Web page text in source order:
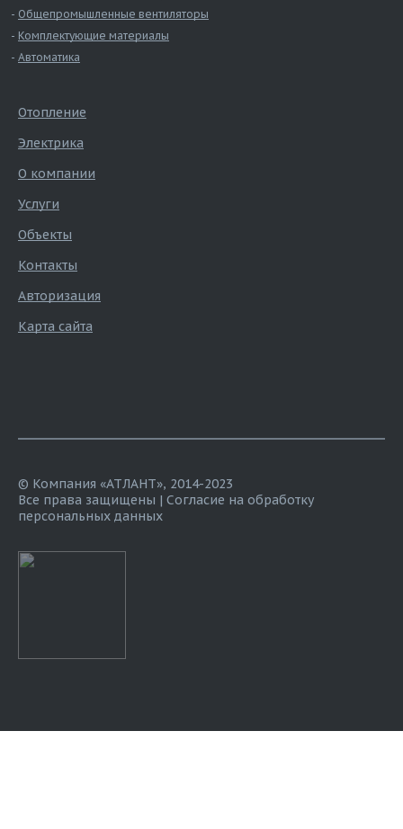
Общепромышленные вентиляторы
Комплектующие материалы
Автоматика
Отопление
Электрика
О компании
Услуги
Объекты
Контакты
Авторизация
Карта сайта
© Компания «АТЛАНТ», 2014-2023
Все права защищены | Согласие на обработку
персональных данных